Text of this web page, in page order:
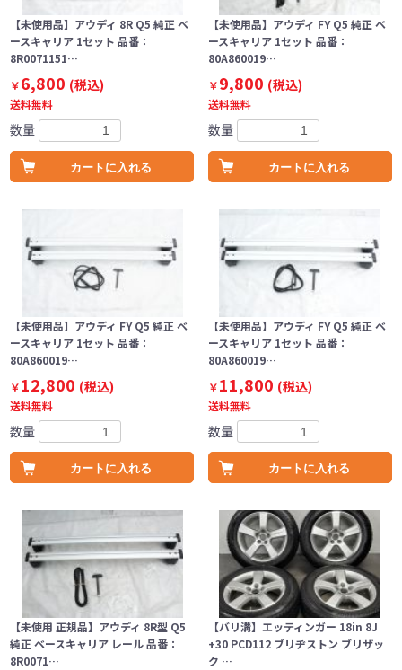
【未使用品】アウディ 8R Q5 純正 ベ
ースキャリア 1セット 品番：
8R0071151…
￥6,800 (税込)
送料無料
数量
カートに入れる
【未使用品】アウディ FY Q5 純正 ベ
ースキャリア 1セット 品番：
80A860019…
￥9,800 (税込)
送料無料
数量
カートに入れる
【未使用品】アウディ FY Q5 純正 ベ
ースキャリア 1セット 品番：
80A860019…
￥12,800 (税込)
送料無料
数量
カートに入れる
【未使用品】アウディ FY Q5 純正 ベ
ースキャリア 1セット 品番：
80A860019…
￥11,800 (税込)
送料無料
数量
カートに入れる
【未使用 正規品】アウディ 8R型 Q5
純正 ベースキャリア レール 品番：
8R0071…
【バリ溝】エッティンガー 18in 8J
+30 PCD112 ブリヂストン ブリザッ
ク …